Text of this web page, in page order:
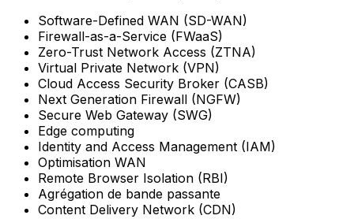
Software-Defined WAN (SD-WAN)
Firewall-as-a-Service (FWaaS)
Zero-Trust Network Access (ZTNA)
Virtual Private Network (VPN)
Cloud Access Security Broker (CASB)
Next Generation Firewall (NGFW)
Secure Web Gateway (SWG)
Edge computing
Identity and Access Management (IAM)
Optimisation WAN
Remote Browser Isolation (RBI)
Agrégation de bande passante
Content Delivery Network (CDN)